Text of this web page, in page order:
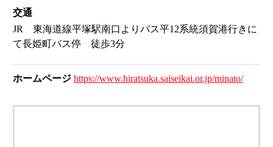
交通
JR 東海道線平塚駅南口よりバス平12系統須賀港行きに
て長姫町バス停 徒歩3分
ホームページ https://www.hiratsuka.saiseikai.or.jp/minato/